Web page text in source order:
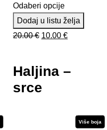
Više boja
Odaberi opcije
Dodaj u listu želja
20.00€ Izvorna
je:
20.00 €.
10.00 €Trenutna
10.00 €.
Haljina –
srce